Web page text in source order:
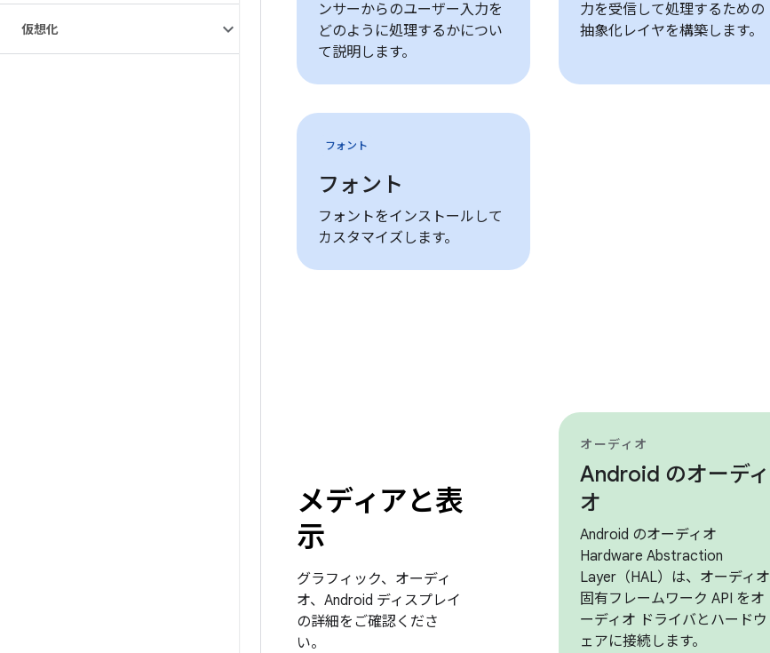
仮想化
ンサーからのユーザー入力を
どのように処理するかについ
て説明します。
力を受信して処理するための
抽象化レイヤを構築します。
フォント
フォント
フォントをインストールして
カスタマイズします。
メディアと表
示
グラフィック、オーディ
オ、Android ディスプレイ
の詳細をご確認くださ
い。
オーディオ
Android のオーディ
オ
Android のオーディオ
Hardware Abstraction
Layer（HAL）は、オーディオ
固有フレームワーク API をオ
ーディオ ドライバとハードウ
ェアに接続します。